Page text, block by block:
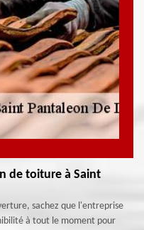
de toiture à Saint
sachez que l'entreprise
à tout le moment pour